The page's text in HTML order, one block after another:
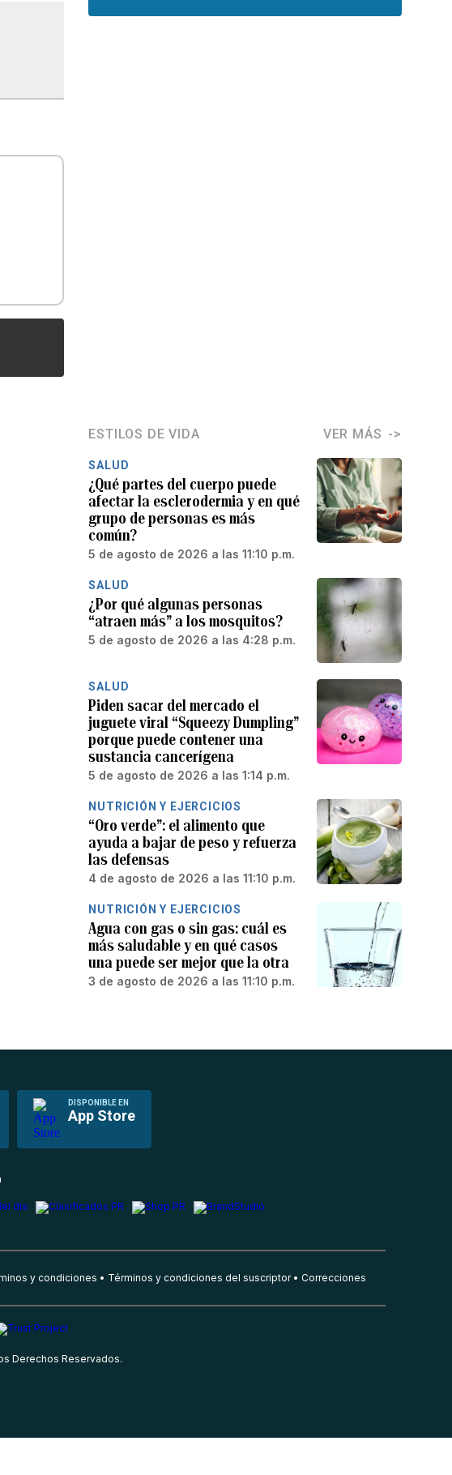
ESTILOS DE VIDA VER MÁS
SALUD
¿Qué partes del cuerpo puede
afectar la esclerodermia y en qué
grupo de personas es más
común?
5 de agosto de 2026 a las 11:10 p.m.
SALUD
¿Por qué algunas personas
“atraen más” a los mosquitos?
5 de agosto de 2026 a las 4:28 p.m.
SALUD
Piden sacar del mercado el
juguete viral “Squeezy Dumpling”
porque puede contener una
sustancia cancerígena
5 de agosto de 2026 a las 1:14 p.m.
NUTRICIÓN Y EJERCICIOS
“Oro verde”: el alimento que
ayuda a bajar de peso y refuerza
las defensas
4 de agosto de 2026 a las 11:10 p.m.
NUTRICIÓN Y EJERCICIOS
Agua con gas o sin gas: cuál es
más saludable y en qué casos
una puede ser mejor que la otra
3 de agosto de 2026 a las 11:10 p.m.
DISPONIBLE EN
App Store
y condiciones Términos y condiciones del suscriptor Correcciones
Derechos Reservados.